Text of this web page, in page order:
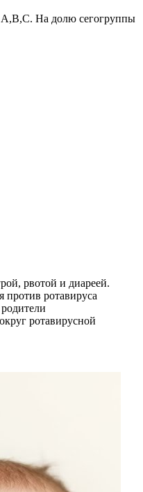
А,В,С. На долю сегогруппы
рвотой и диареей.
против ротавируса
ротавирусной